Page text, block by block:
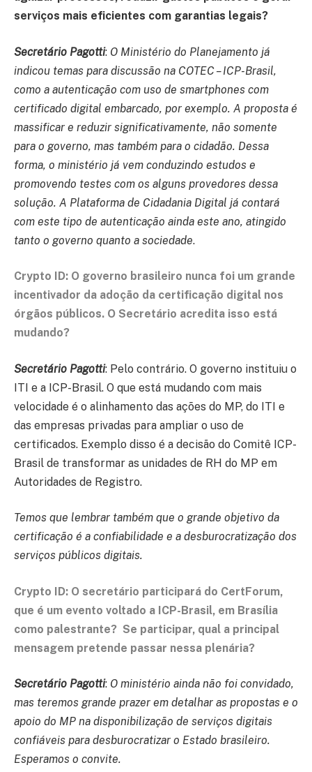
serviços mais eficientes com garantias legais?
Secretário Pagotti: O Ministério do Planejamento já
indicou temas para discussão na COTEC – ICP-Brasil,
como a autenticação com uso de smartphones com
certificado digital embarcado, por exemplo. A proposta é
massificar e reduzir significativamente, não somente
para o governo, mas também para o cidadão. Dessa
forma, o ministério já vem conduzindo estudos e
promovendo testes com os alguns provedores dessa
solução. A Plataforma de Cidadania Digital já contará
com este tipo de autenticação ainda este ano, atingido
tanto o governo quanto a sociedade.
Crypto ID: O governo brasileiro nunca foi um grande
incentivador da adoção da certificação digital nos
órgãos públicos. O Secretário acredita isso está
mudando?
Secretário Pagotti: Pelo contrário. O governo instituiu o
ITI e a ICP-Brasil. O que está mudando com mais
velocidade é o alinhamento das ações do MP, do ITI e
das empresas privadas para ampliar o uso de
certificados. Exemplo disso é a decisão do Comitê ICP-
Brasil de transformar as unidades de RH do MP em
Autoridades de Registro.
Temos que lembrar também que o grande objetivo da
certificação é a confiabilidade e a desburocratização dos
serviços públicos digitais.
Crypto ID: O secretário participará do CertForum,
que é um evento voltado a ICP-Brasil, em Brasília
como palestrante? Se participar, qual a principal
mensagem pretende passar nessa plenária?
Secretário Pagotti: O ministério ainda não foi convidado,
mas teremos grande prazer em detalhar as propostas e o
apoio do MP na disponibilização de serviços digitais
confiáveis para desburocratizar o Estado brasileiro.
Esperamos o convite.